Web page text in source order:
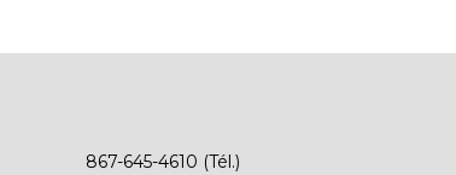
867-645-4610 (Tél.)